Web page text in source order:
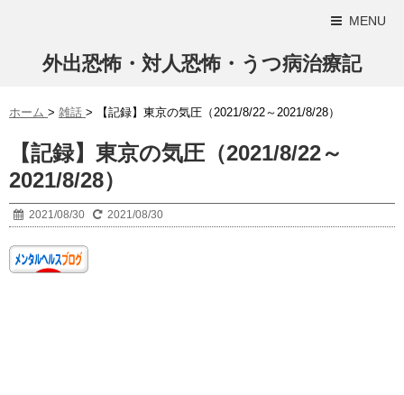
MENU
外出恐怖・対人恐怖・うつ病治療記
ホーム > 雑話 > 【記録】東京の気圧（2021/8/22～2021/8/28）
【記録】東京の気圧（2021/8/22～
2021/8/28）
2021/08/30 2021/08/30